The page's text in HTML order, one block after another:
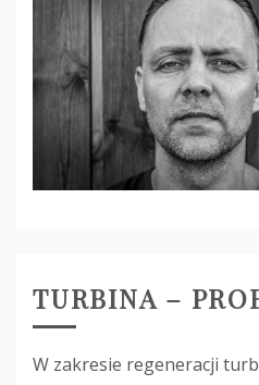
TURBINA –
W zakresie regeneracji